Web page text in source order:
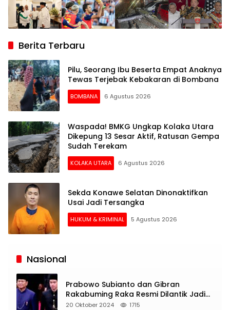
Berita Terbaru
Pilu, Seorang Ibu Beserta Empat Anaknya
Tewas Terjebak Kebakaran di Bombana
BOMBANA 6 Agustus 2026
Waspada! BMKG Ungkap Kolaka Utara
Dikepung 13 Sesar Aktif, Ratusan Gempa
Sudah Terekam
KOLAKA UTARA 6 Agustus 2026
Sekda Konawe Selatan Dinonaktifkan
Usai Jadi Tersangka
HUKUM & KRIMINAL 5 Agustus 2026
Siaran
Nasional
Prabowo Subianto dan Gibran
Rakabuming Raka Resmi Dilantik Jadi
Presiden dan Wapres RI
20 Oktober 2024 1715